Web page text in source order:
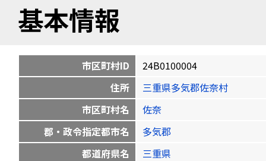
基本情報
市区町村ID
24B0100004
住所
三重県多気郡佐奈村
市区町村名
佐奈
郡・政令指定都市名
多気郡
都道府県名
三重県